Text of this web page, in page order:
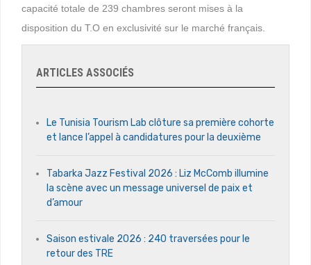
capacité totale de 239 chambres seront mises à la
disposition du T.O en exclusivité sur le marché français.
ARTICLES ASSOCIÉS
Le Tunisia Tourism Lab clôture sa première cohorte
et lance l’appel à candidatures pour la deuxième
Tabarka Jazz Festival 2026 : Liz McComb illumine
la scène avec un message universel de paix et
d’amour
Saison estivale 2026 : 240 traversées pour le
retour des TRE